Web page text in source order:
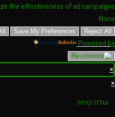
the effectiveness of ad campaigns.
None
Reject All
Save My Preferences
Powered by
×
×
עגלת קניות